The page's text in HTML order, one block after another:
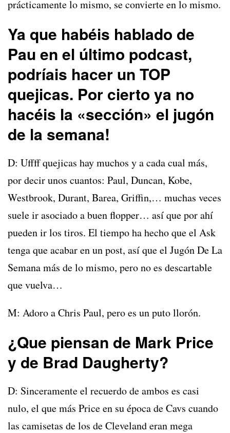
prácticamente lo mismo, se convierte en lo mismo.
Ya que habéis hablado de
Pau en el último podcast,
podríais hacer un TOP
quejicas. Por cierto ya no
hacéis la «sección» el jugón
de la semana!
D: Uffff quejicas hay muchos y a cada cual más,
por decir unos cuantos: Paul, Duncan, Kobe,
Westbrook, Durant, Barea, Griffin,… muchas veces
suele ir asociado a buen flopper… así que por ahí
pueden ir los tiros. El tiempo ha hecho que el Ask
tenga que acabar en un post, así que el Jugón De La
Semana más de lo mismo, pero no es descartable
que vuelva…
M: Adoro a Chris Paul, pero es un puto llorón.
¿Que piensan de Mark Price
y de Brad Daugherty?
D: Sinceramente el recuerdo de ambos es casi
nulo, el que más Price en su época de Cavs cuando
las camisetas de los de Cleveland eran mega